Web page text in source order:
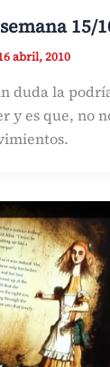
15/
abril, 2010
duda la
y es que, no